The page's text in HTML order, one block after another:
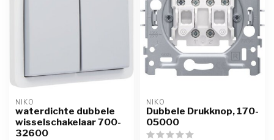
NIKO
waterdichte dubbele
wisselschakelaar 700-
32600
NIKO
Dubbele Drukknop, 170-
05000